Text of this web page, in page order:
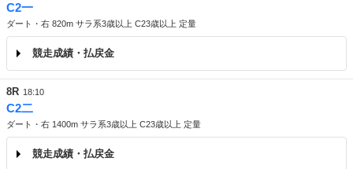
C2一
ダート・右 820m サラ系3歳以上 C23歳以上 定量
競走成績・払戻金
8R 18:10
C2二
ダート・右 1400m サラ系3歳以上 C23歳以上 定量
競走成績・払戻金